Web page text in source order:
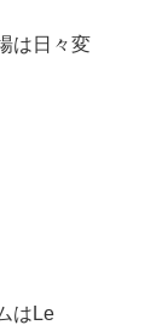
は日々変
はLe